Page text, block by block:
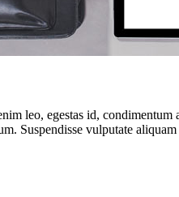
leo, egestas id, condimentum
Suspendisse vulputate